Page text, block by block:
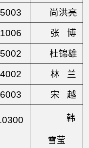
尚洪亮
张
博
杜锦雄
林
兰
宋 越
韩
雪莹